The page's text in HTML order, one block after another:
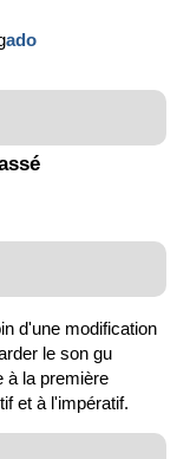
ado
d'une modification
le son gu
à la première
et à l'impératif.